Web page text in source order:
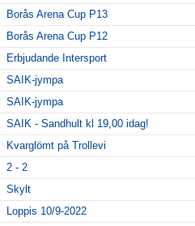
Borås Arena Cup P13
Borås Arena Cup P12
Erbjudande Intersport
SAIK-jympa
SAIK-jympa
SAIK - Sandhult kl 19,00 idag!
Kvarglömt på Trollevi
2 - 2
Skylt
Loppis 10/9-2022